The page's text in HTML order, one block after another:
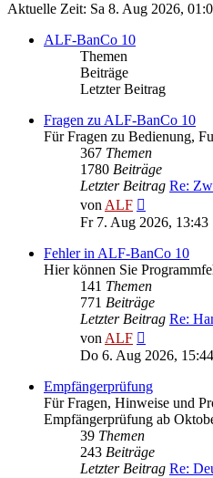
Aktuelle Zeit: Sa 8. Aug 2026,
ALF-BanCo 10
Themen
Beiträge
Letzter Beitrag
Fragen zu ALF-BanCo 10
Für Fragen zu Bedienung,
367 Themen
1780 Beiträge
Letzter Beitrag Re:
vonALF
Beitrag
Fr 7. Aug 2026, 13:43
Fehler in ALF-BanCo 10
Hier können Sie
141 Themen
771 Beiträge
Letzter Beitrag Re:
vonALF
Beitrag
Do 6. Aug 2026, 15:44
Empfängerprüfung
Für Fragen, Hinweise und
Empfängerprüfung ab
39 Themen
243 Beiträge
Letzter Beitrag Re: